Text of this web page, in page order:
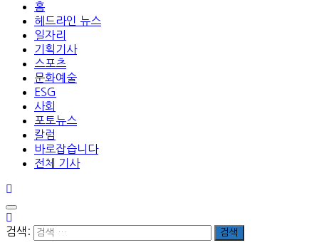
홈
헤드라인 뉴스
일자리
기획기사
스포츠
문화예술
ESG
사회
포토뉴스
칼럼
바로잡습니다
전체 기사
검색: